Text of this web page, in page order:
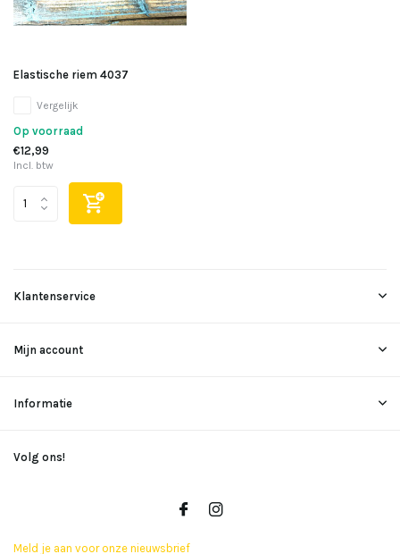
Elastische riem 4037
Vergelijk
Op voorraad
€12,99
Incl. btw
Klantenservice
Mijn account
Informatie
Volg ons!
Meld je aan voor onze nieuwsbrief